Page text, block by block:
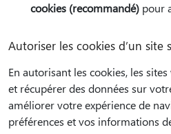
cookies (recommandé) pour
Autoriser les cookies d’un site
En autorisant les cookies, les
et récupérer des données sur
améliorer votre expérience de
préférences et vos informations